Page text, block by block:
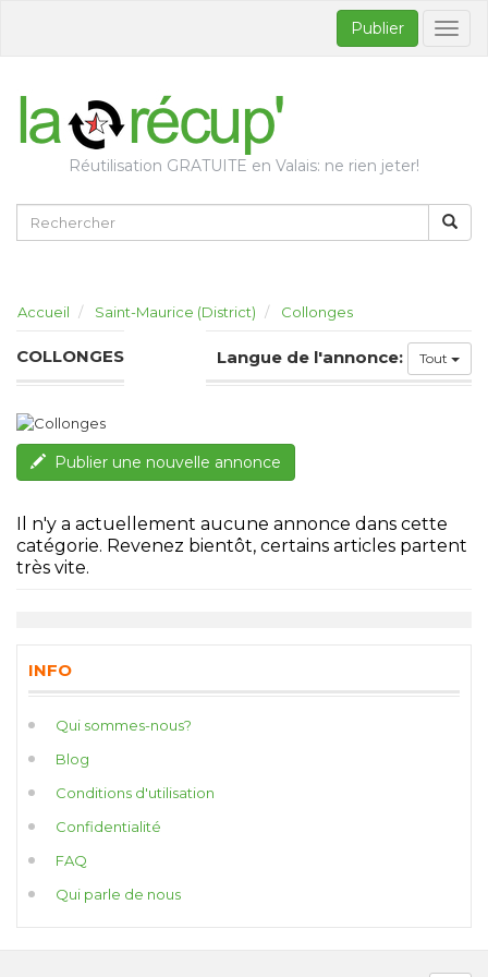
Publier
Réutilisation GRATUITE en Valais: ne rien jeter!
Accueil Saint-Maurice (District) Collonges
COLLONGES Langue de l'annonce: Tout
Publier une nouvelle annonce
Il n'y a actuellement aucune annonce dans cette
catégorie. Revenez bientôt, certains articles partent
très vite.
INFO
Qui sommes-nous?
Blog
Conditions d'utilisation
Confidentialité
FAQ
Qui parle de nous